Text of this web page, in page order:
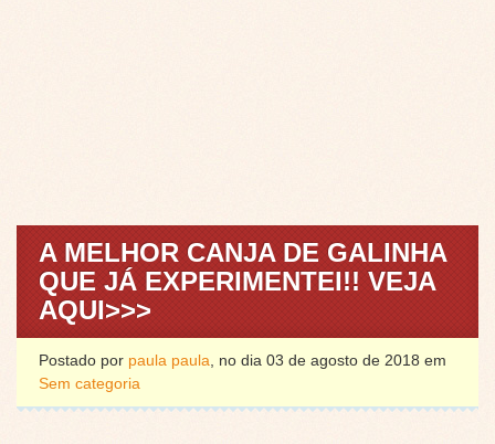
A MELHOR CANJA DE GALINHA
QUE JÁ EXPERIMENTEI!! VEJA
AQUI>>>
Postado por paula paula, no dia 03 de agosto de 2018 em
Sem categoria